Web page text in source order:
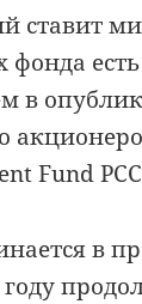
ставит
в
Fund
в
году